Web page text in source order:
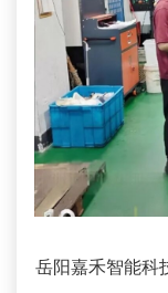
岳阳嘉禾智能科